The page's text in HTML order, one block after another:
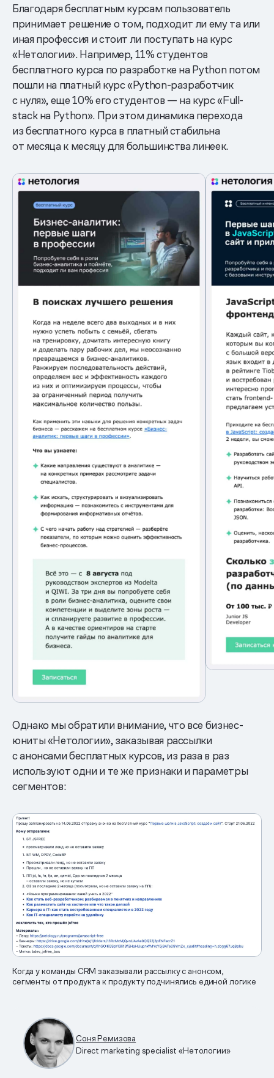
Благодаря бесплатным курсам пользователь
принимает решение о том, подходит ли ему та или
иная профессия и стоит ли поступать на курс
«Нетологии». Например, 11% студентов
бесплатного курса по разработке на Python потом
пошли на платный курс «Python-разработчик
с нуля», еще 10% его студентов — на курс «Full-
stack на Python». При этом динамика перехода
из бесплатного курса в платный стабильна
от месяца к месяцу для большинства линеек.
Однако мы обратили внимание, что все бизнес-
юниты «Нетологии», заказывая рассылки
с анонсами бесплатных курсов, из раза в раз
используют одни и те же признаки и параметры
сегментов:
Когда у команды CRM заказывали рассылку с анонсом,
сегменты от продукта к продукту подчинялись единой логике
Соня Ремизова
Direct marketing specialist «Нетологии»